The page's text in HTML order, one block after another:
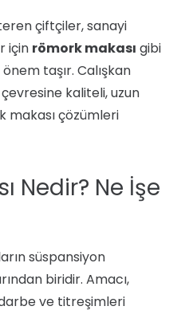
çiftçiler, sanayi
için römork makası gibi
taşır. Calışkan
kaliteli, uzun
makası çözümleri
Nedir? Ne İşe
süspansiyon
biridir. Amacı,
darbe ve titreşimleri